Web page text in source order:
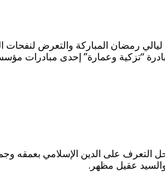
رمضان المباركة والتعرض لنفحات
وعمارة” إحدى مبادرات مؤسسة
على الدين الإسلامي بعمقه
والسيد عقيل مظهر.